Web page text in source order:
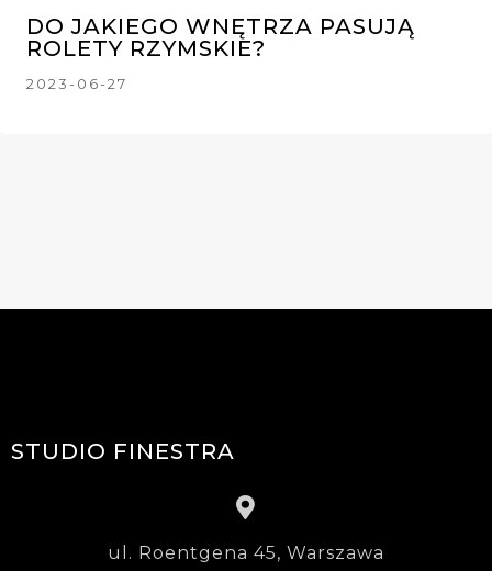
DO JAKIEGO WNĘTRZA PASUJĄ
ROLETY RZYMSKIE?
2023-06-27
STUDIO FINESTRA
ul. Roentgena 45, Warszawa